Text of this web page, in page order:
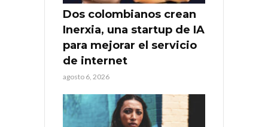
Dos colombianos crean
Inerxia, una startup de IA
para mejorar el servicio
de internet
agosto 6, 2026